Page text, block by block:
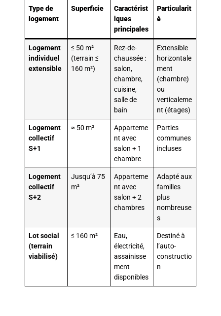
Type de
logement
Superficie
Caractérist
iques
principales
Particularit
é
Logement
individuel
extensible
≤ 50 m²
(terrain ≤
160 m²)
Rez-de-
chaussée :
salon,
chambre,
cuisine,
salle de
bain
Extensible
horizontale
ment
(chambre)
ou
verticaleme
nt (étages)
Logement
collectif
S+1
≈ 50 m²
Apparteme
nt avec
salon + 1
chambre
Parties
communes
incluses
Logement
collectif
S+2
Jusqu’à 75
m²
Apparteme
nt avec
salon + 2
chambres
Adapté aux
familles
plus
nombreuse
s
Lot social
(terrain
viabilisé)
≤ 160 m²
Eau,
électricité,
assainisse
ment
disponibles
Destiné à
l’auto-
constructio
n